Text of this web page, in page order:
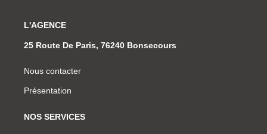
L'AGENCE
25 Route De Paris, 76240 Bonsecours
Nous contacter
Présentation
NOS SERVICES